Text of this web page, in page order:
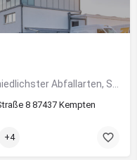
8 87437 Kempten
+4